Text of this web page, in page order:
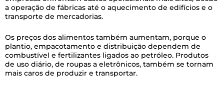
a operação de fábricas até o aquecimento de edifícios e o
transporte de mercadorias.
Os preços dos alimentos também aumentam, porque o
plantio, empacotamento e distribuição dependem de
combustível e fertilizantes ligados ao petróleo. Produtos
de uso diário, de roupas a eletrônicos, também se tornam
mais caros de produzir e transportar.